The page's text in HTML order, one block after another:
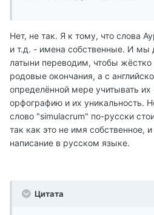
Нет, не так. Я к тому, что слова
и т.д. - имена собственные. И мы
латыни переводим, чтобы жёстко
родовые окончания, а с
определённой мере учитывать их
орфографию и их уникальность.
слово "simulacrum" по-русски
так как это не имя собственное,
написание в русском языке.
Цитата